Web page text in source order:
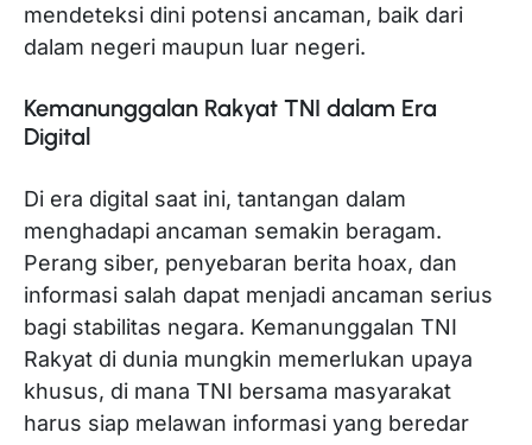
mendeteksi dini potensi ancaman, baik dari
dalam negeri maupun luar negeri.
Kemanunggalan Rakyat TNI dalam Era
Digital
Di era digital saat ini, tantangan dalam
menghadapi ancaman semakin beragam.
Perang siber, penyebaran berita hoax, dan
informasi salah dapat menjadi ancaman serius
bagi stabilitas negara. Kemanunggalan TNI
Rakyat di dunia mungkin memerlukan upaya
khusus, di mana TNI bersama masyarakat
harus siap melawan informasi yang beredar